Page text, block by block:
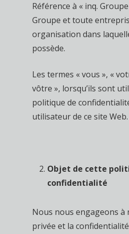
Référence à « inq.
Groupe et toute
organisation dans
possède.
Les termes « vous », «
vôtre », lorsqu’ils sont
politique de
utilisateur de ce site Web.
Objet de cette
confidentialité
Nous nous engageons à
privée et la